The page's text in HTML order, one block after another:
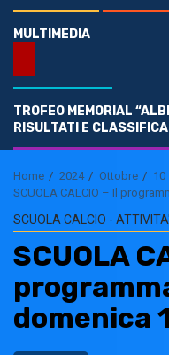
MULTIMEDIA
TROFEO MEMORIAL
RISULTATI E
Home 2024 Ottobre
10
SCUOLA CALCIO – Il
SCUOLA CALCIO -
SCUOLA
domenica